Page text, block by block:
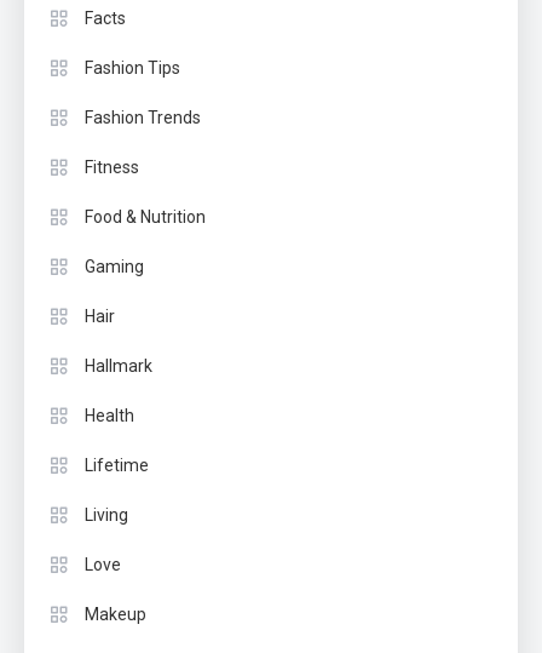
Facts
Fashion Tips
Fashion Trends
Fitness
Food & Nutrition
Gaming
Hair
Hallmark
Health
Lifetime
Living
Love
Makeup